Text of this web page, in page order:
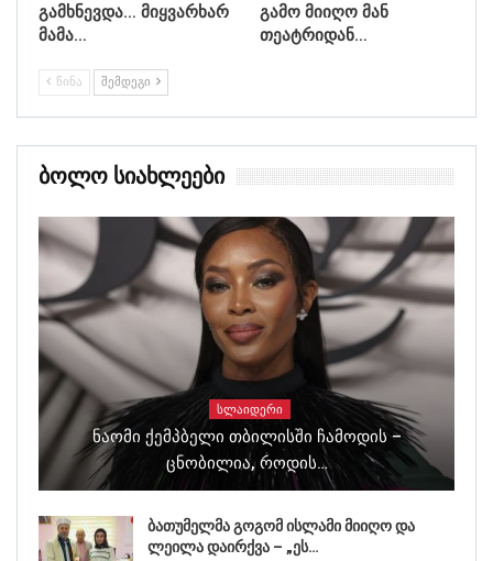
გამხნევდა… მიყვარხარ
მამა…
გამო მიიღო მან
თეატრიდან…
ᲬᲘᲜᲐ ᲨᲔᲛᲓᲔᲒᲘ
Ბოლო Სიახლეები
ᲡᲚᲐᲘᲓᲔᲠᲘ
Ნაომი Ქემპბელი Თბილისში Ჩამოდის –
Ცნობილია, Როდის…
ბათუმელმა გოგომ ისლამი მიიღო და
ლეილა დაირქვა – „ეს…